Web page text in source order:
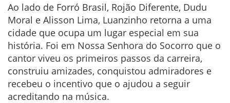
Ao lado de Forró Brasil, Rojão Diferente, Dudu
Moral e Alisson Lima, Luanzinho retorna a uma
cidade que ocupa um lugar especial em sua
história. Foi em Nossa Senhora do Socorro que o
cantor viveu os primeiros passos da carreira,
construiu amizades, conquistou admiradores e
recebeu o incentivo que o ajudou a seguir
acreditando na música.